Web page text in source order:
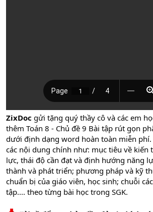
ZixDoc gửi tặng quý thầy cô và các em
thêm Toán 8 - Chủ đề 9 Bài tập rút gọn
dưới định dạng word hoàn toàn miễn phí.
các nội dung chính như: mục tiêu về kiến
lực, thái độ cần đạt và định hướng năng
thành và phát triển; phương pháp và kỹ
chuẩn bị của giáo viên, học sinh; chuỗi
tập.... theo từng bài học trong SGK.